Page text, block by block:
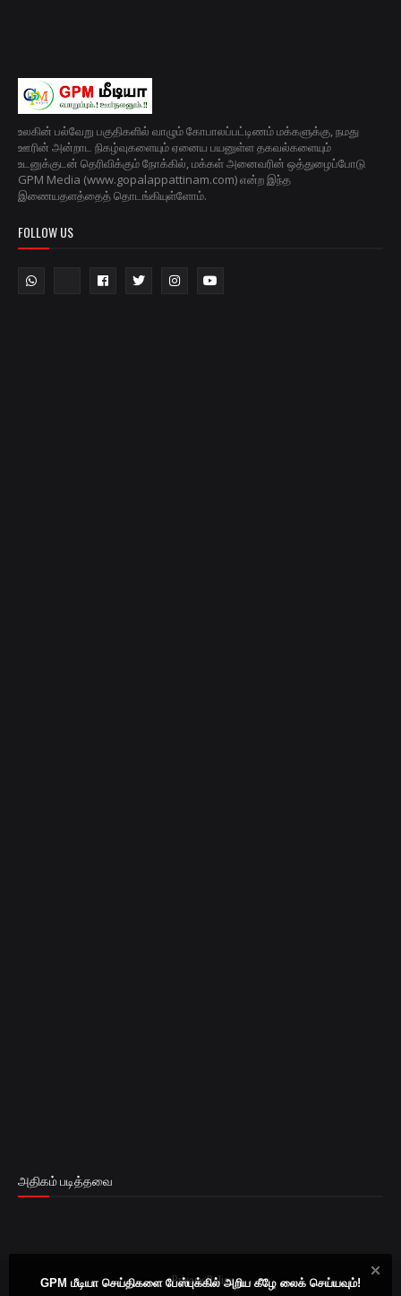
உலகின் பல்வேறு பகுதிகளில் வாழும் கோபாலப்பட்டிணம் மக்களுக்கு, நமது
ஊரின் அன்றாட நிகழ்வுகளையும் ஏனைய பயனுள்ள தகவல்களையும்
உடனுக்குடன் தெரிவிக்கும் நோக்கில், மக்கள் அனைவரின் ஒத்துழைப்போடு
GPM Media (www.gopalappattinam.com) என்ற இந்த
இணையதளத்தைத் தொடங்கியுள்ளோம்.
FOLLOW US
அதிகம் படித்தவை
Privacy Policy
GPM மீடியா செய்திகளை பேஸ்புக்கில் அறிய கீழே லைக் செய்யவும்!